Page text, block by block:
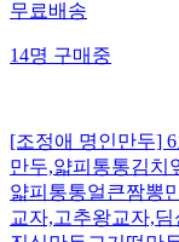
무료배송
14명구매중
[조정애 명인만두]
만두,얇피통통김치
얇피통통얼큰짬뽕
교자,고추왕교자,